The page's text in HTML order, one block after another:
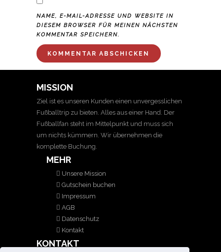
NAME, E-MAIL-ADRESSE UND WEBSITE IN
DIESEM BROWSER FÜR MEINEN NÄCHSTEN
KOMMENTAR SPEICHERN.
MISSION
Ziel ist es unseren Kunden einen unvergesslichen
Fußballtrip zu bieten. Alles aus einer Hand. Der
Fußballfan steht im Mittelpunkt und muss sich
um nichts kümmern. Wir übernehmen die
komplette Buchung.
MEHR
Unsere Mission
Gutschein buchen
Impressum
AGB
Datenschutz
Kontakt
KONTAKT